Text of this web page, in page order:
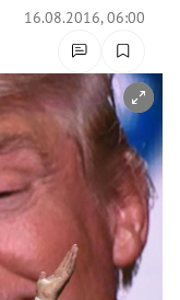
16.08.2016, 06:00